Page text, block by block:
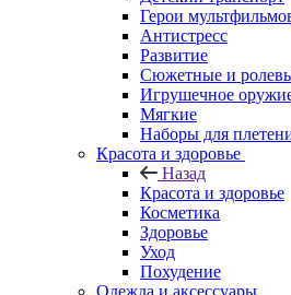
Герои
Антистресс
Развитие
Сюжетные и
Игрушечное
Мягкие
Наборы для
Красота и здоровье
Назад
Красота и здоровье
Косметика
Здоровье
Уход
Похудение
Одежда и аксессуары